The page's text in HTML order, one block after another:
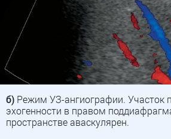
б) Режим УЗ-ангиографии. Участок
эхогенности в правом
пространстве аваскулярен.